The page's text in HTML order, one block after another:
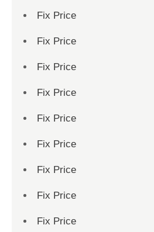
Fix Price
Fix Price
Fix Price
Fix Price
Fix Price
Fix Price
Fix Price
Fix Price
Fix Price